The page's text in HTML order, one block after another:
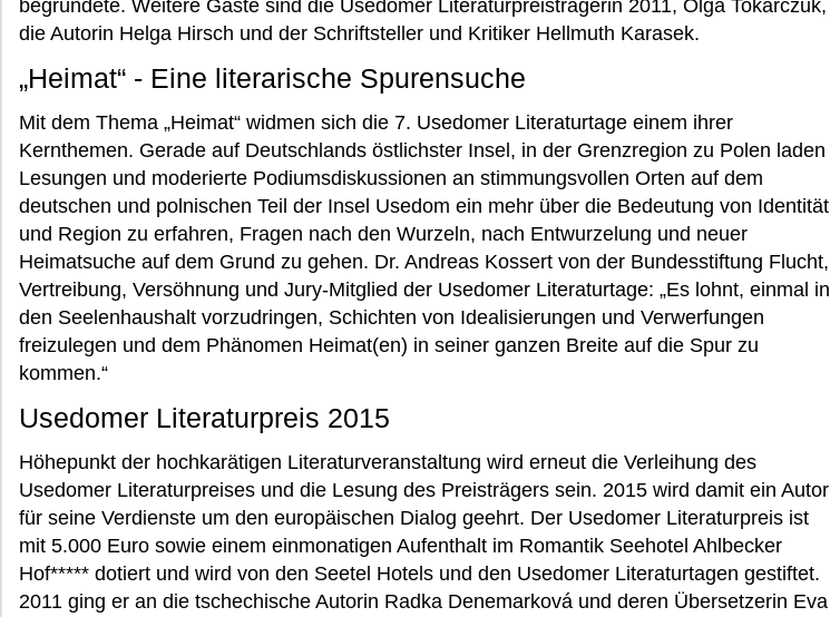
begründete. Weitere Gäste sind die Usedomer Literaturpreisträgerin 2011, Olga Tokarczuk,
die Autorin Helga Hirsch und der Schriftsteller und Kritiker Hellmuth Karasek.
„Heimat“ - Eine literarische Spurensuche
Mit dem Thema „Heimat“ widmen sich die 7. Usedomer Literaturtage einem ihrer
Kernthemen. Gerade auf Deutschlands östlichster Insel, in der Grenzregion zu Polen laden
Lesungen und moderierte Podiumsdiskussionen an stimmungsvollen Orten auf dem
deutschen und polnischen Teil der Insel Usedom ein mehr über die Bedeutung von Identität
und Region zu erfahren, Fragen nach den Wurzeln, nach Entwurzelung und neuer
Heimatsuche auf dem Grund zu gehen. Dr. Andreas Kossert von der Bundesstiftung Flucht,
Vertreibung, Versöhnung und Jury-Mitglied der Usedomer Literaturtage: „Es lohnt, einmal in
den Seelenhaushalt vorzudringen, Schichten von Idealisierungen und Verwerfungen
freizulegen und dem Phänomen Heimat(en) in seiner ganzen Breite auf die Spur zu
kommen.“
Usedomer Literaturpreis 2015
Höhepunkt der hochkarätigen Literaturveranstaltung wird erneut die Verleihung des
Usedomer Literaturpreises und die Lesung des Preisträgers sein. 2015 wird damit ein Autor
für seine Verdienste um den europäischen Dialog geehrt. Der Usedomer Literaturpreis ist
mit 5.000 Euro sowie einem einmonatigen Aufenthalt im Romantik Seehotel Ahlbecker
Hof***** dotiert und wird von den Seetel Hotels und den Usedomer Literaturtagen gestiftet.
2011 ging er an die tschechische Autorin Radka Denemarková und deren Übersetzerin Eva